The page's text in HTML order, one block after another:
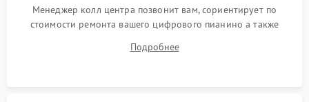
Менеджер колл центра позвонит вам, сориентирует по
стоимости ремонта вашего цифрового пианино а также
Подробнее